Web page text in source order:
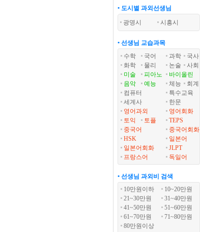
• 도시별 과외선생님
광명시
시흥시
• 선생님 교습과목
수학
국어 과학
국사
화학
물리 논술
사회
미술
피아노
바이올린
음악
예능 체능
회계
컴퓨터
특수교육
세계사
한문
영어과외
영어회화
토익
토플
TEPS
중국어
중국어회화
HSK
일본어
일본어회화
JLPT
프랑스어
독일어
• 선생님 과외비 검색
10만원이하
10~20만원
21~30만원
31~40만원
41~50만원
51~60만원
61~70만원
71~80만원
80만원이상